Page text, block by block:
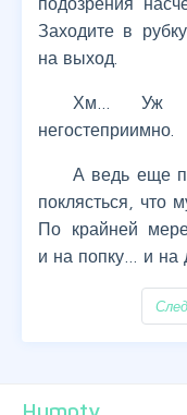
Заходите в
на выход.
Хм… Уж
негостеприимно.
А ведь еще
поклясться, что
По крайней
и на попку… и на